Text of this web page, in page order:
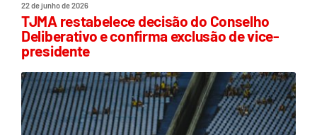
22 de junho de 2026
TJMA restabelece decisão do Conselho
Deliberativo e confirma exclusão de vice-
presidente